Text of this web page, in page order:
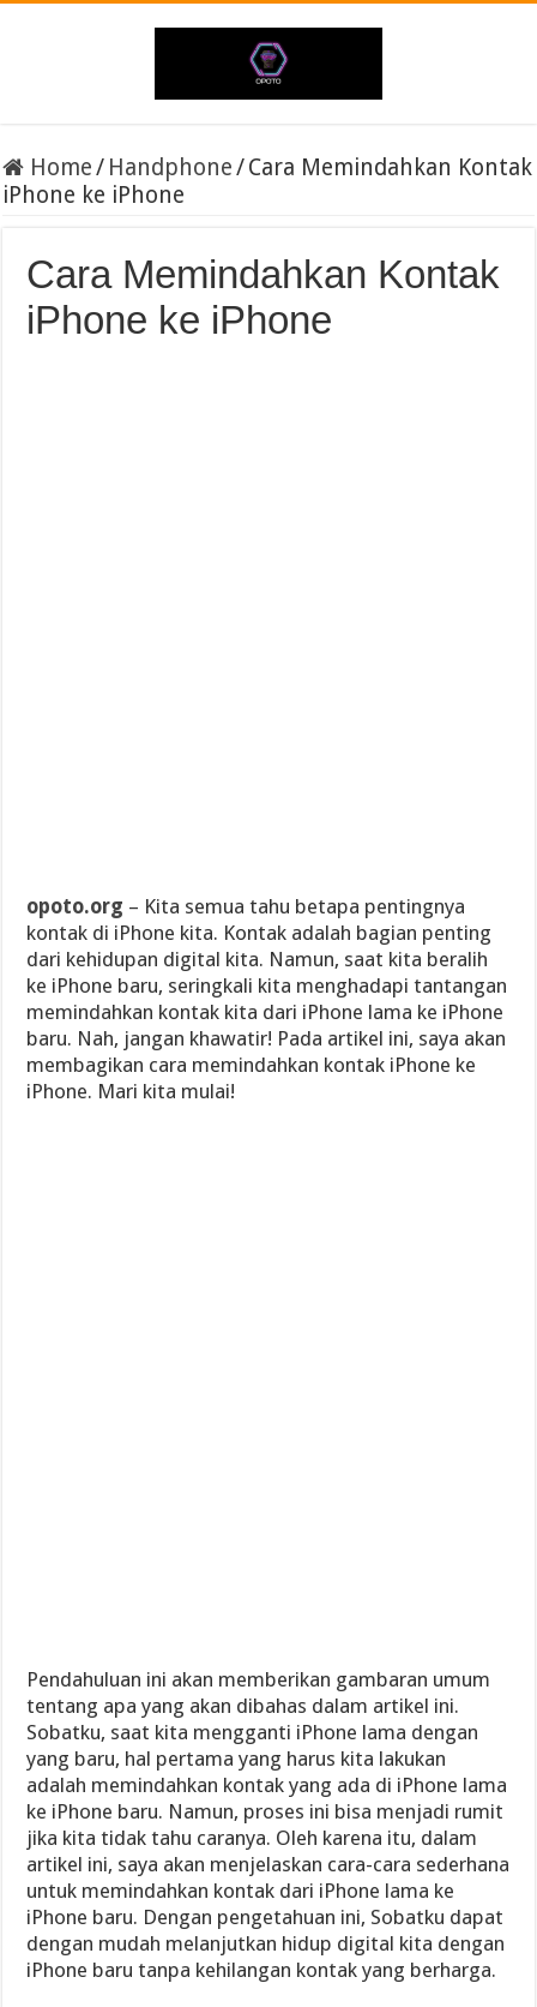
Home/ Handphone/Cara Memindahkan Kontak
iPhone ke iPhone
Cara Memindahkan Kontak
iPhone ke iPhone
opoto.org – Kita semua tahu betapa pentingnya
kontak di iPhone kita. Kontak adalah bagian penting
dari kehidupan digital kita. Namun, saat kita beralih
ke iPhone baru, seringkali kita menghadapi tantangan
memindahkan kontak kita dari iPhone lama ke iPhone
baru. Nah, jangan khawatir! Pada artikel ini, saya akan
membagikan cara memindahkan kontak iPhone ke
iPhone. Mari kita mulai!
Pendahuluan ini akan memberikan gambaran umum
tentang apa yang akan dibahas dalam artikel ini.
Sobatku, saat kita mengganti iPhone lama dengan
yang baru, hal pertama yang harus kita lakukan
adalah memindahkan kontak yang ada di iPhone lama
ke iPhone baru. Namun, proses ini bisa menjadi rumit
jika kita tidak tahu caranya. Oleh karena itu, dalam
artikel ini, saya akan menjelaskan cara-cara sederhana
untuk memindahkan kontak dari iPhone lama ke
iPhone baru. Dengan pengetahuan ini, Sobatku dapat
dengan mudah melanjutkan hidup digital kita dengan
iPhone baru tanpa kehilangan kontak yang berharga.